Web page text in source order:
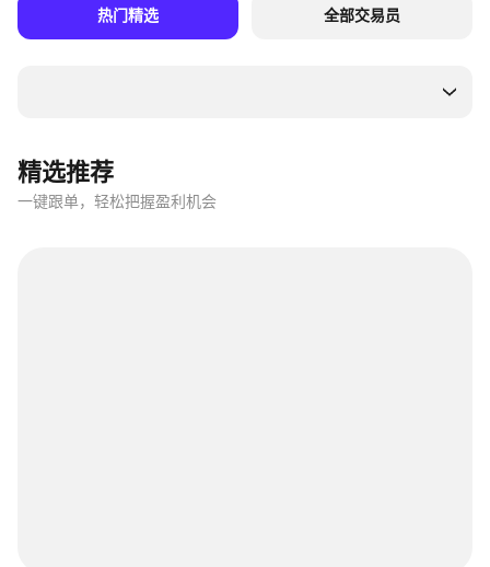
热门精选 全部交易员
精选推荐
一键跟单，轻松把握盈利机会